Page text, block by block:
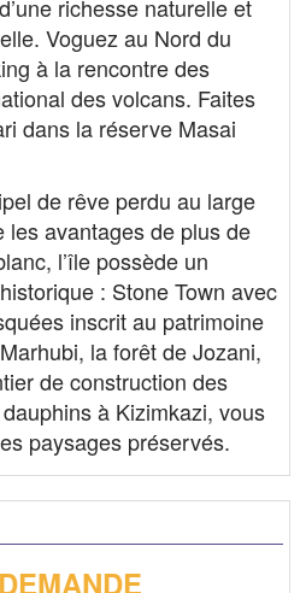
richesse naturelle et
Voguez au Nord du
à la rencontre des
des volcans. Faites
dans la réserve Masai
de rêve perdu au large
les avantages de plus de
l’île possède un
: Stone Town avec
inscrit au patrimoine
la forêt de Jozani,
de construction des
à Kizimkazi, vous
paysages préservés.